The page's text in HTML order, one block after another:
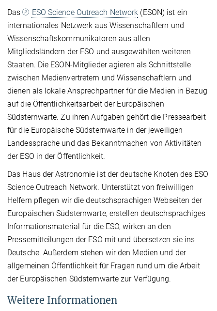
Das
ESO Science Outreach Network (ESON) ist ein
internationales Netzwerk aus Wissenschaftlern und
Wissenschaftskommunikatoren aus allen
Mitgliedsländern der ESO und ausgewählten weiteren
Staaten. Die ESON-Mitglieder agieren als Schnittstelle
zwischen Medienvertretern und Wissenschaftlern und
dienen als lokale Ansprechpartner für die Medien in Bezug
auf die Öffentlichkeitsarbeit der Europäischen
Südsternwarte. Zu ihren Aufgaben gehört die Pressearbeit
für die Europäische Südsternwarte in der jeweiligen
Landessprache und das Bekanntmachen von Aktivitäten
der ESO in der Öffentlichkeit.
Das Haus der Astronomie ist der deutsche Knoten des ESO
Science Outreach Network. Unterstützt von freiwilligen
Helfern pflegen wir die deutschsprachigen Webseiten der
Europäischen Südsternwarte, erstellen deutschsprachiges
Informationsmaterial für die ESO, wirken an den
Pressemitteilungen der ESO mit und übersetzen sie ins
Deutsche. Außerdem stehen wir den Medien und der
allgemeinen Öffentlichkeit für Fragen rund um die Arbeit
der Europäischen Südsternwarte zur Verfügung.
Weitere Informationen